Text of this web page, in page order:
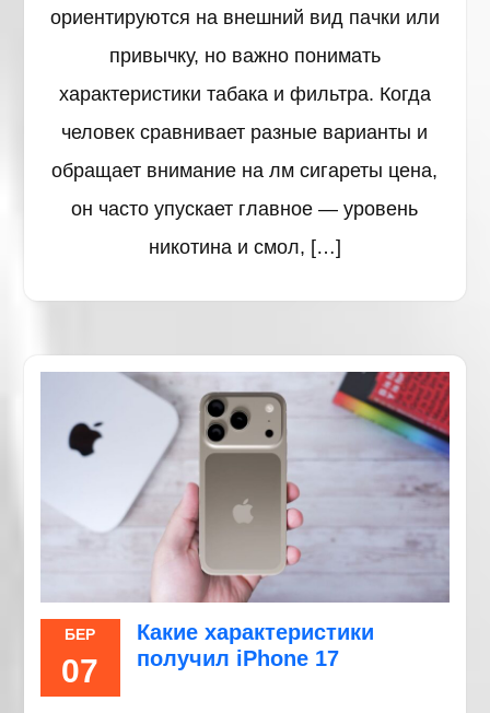
ориентируются на внешний вид пачки или
привычку, но важно понимать
характеристики табака и фильтра. Когда
человек сравнивает разные варианты и
обращает внимание на лм сигареты цена,
он часто упускает главное — уровень
никотина и смол, […]
БЕР
07
Какие характеристики
получил iPhone 17